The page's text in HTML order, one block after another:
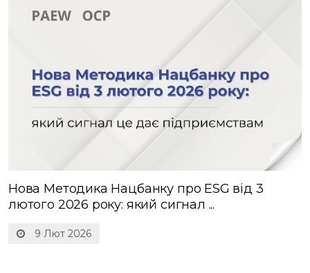
9 Лют 2026
Нова Методика Нацбанку про ESG від 3
лютого 2026 року: який сигнал ...